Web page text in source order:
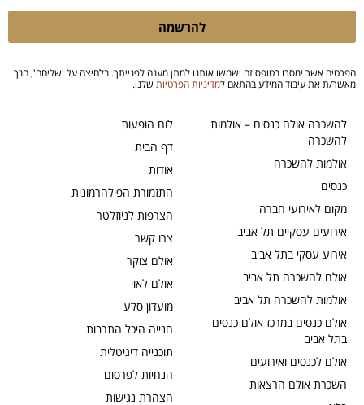
לוח הופעות
דף הבית
אודות
התזמורת הפילהרמונית
הצרפות לניוזלטר
צרו קשר
אולם צוקר
אולם לאוי
מועדון סלע
חנייה היכל התרבות
תוכנייה דיגיטלית
הנחיות לפרסום
הצהרת נגישות
להשכרה אולם כנסים – אולמות
להשכרה
אולמות להשכרה
כנסים
מקום לאירועי חברה
אירועים עסקיים תל אביב
אירוע עסקי בתל אביב
אולם להשכרה תל אביב
אולמות להשכרה תל אביב
אולם כנסים במרכז אולם כנסים
בתל אביב
אולם לכנסים ואירועים
השכרת אולם הרצאות
להרשמה
הפרטים אשר ימסרו בטופס זה ישמשו אותנו למתן מענה לפנייתך. בלחיצה על 'שליחה', הנך
מאשר/ת את עיבוד המידע בהתאם למדיניות הפרטיות שלנו.